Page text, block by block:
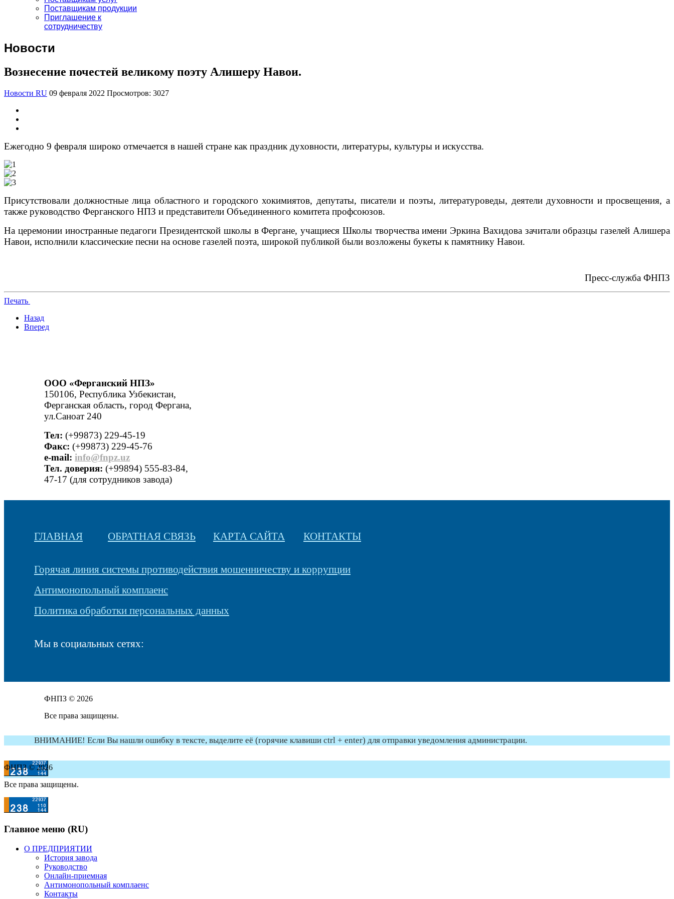
Поставщикам продукции
Приглашение к
сотрудничеству
Новости
Вознесение почестей великому поэту Алишеру Навои.
Новости RU 09 февраля 2022 Просмотров: 3027
Ежегодно 9 февраля широко отмечается в нашей стране как праздник духовности, литературы, культуры и искусства.
Присутствовали должностные лица областного и городского хокимиятов, депутаты, писатели и поэты, литературоведы, деятели духовности и просвещения, а
также руководство Ферганского НПЗ и представители Объединенного комитета профсоюзов.
На церемонии иностранные педагоги Президентской школы в Фергане, учащиеся Школы творчества имени Эркина Вахидова зачитали образцы газелей Алишера
Навои, исполнили классические песни на основе газелей поэта, широкой публикой были возложены букеты к памятнику Навои.
Пресс-служба ФНПЗ
Печать
Назад
Вперед
ООО «Ферганский НПЗ»
150106, Республика Узбекистан,
Ферганская область, город Фергана,
ул.Саноат 240
Тел: (+99873) 229-45-19
Факс: (+99873) 229-45-76
е-mail: info@fnpz.uz
Тел. доверия: (+99894) 555-83-84,
47-17 (для сотрудников завода)
ГЛАВНАЯ ОБРАТНАЯ СВЯЗЬ КАРТА САЙТА КОНТАКТЫ
Горячая линия системы противодействия мошенничеству и коррупции
Антимонопольный комплаенс
Политика обработки персональных данных
Мы в социальных сетях:
ФНПЗ © 2026
Все права защищены.
ВНИМАНИЕ! Если Вы нашли ошибку в тексте, выделите её (горячие клавиши ctrl + enter) для отправки уведомления администрации.
ФНПЗ © 2026
Все права защищены.
Главное меню (RU)
О ПРЕДПРИЯТИИ
История завода
Руководство
Онлайн-приемная
Антимонопольный комплаенс
Контакты